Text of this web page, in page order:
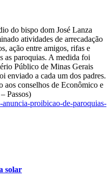
do bispo dom José Lanza
atividades de arrecadação
ação entre amigos, rifas e
as paroquias. A medida foi
Público de Minas Gerais
a cada um dos padres.
aos conselhos de Econômico e
Passos)
proibicao-de-paroquias-
solar